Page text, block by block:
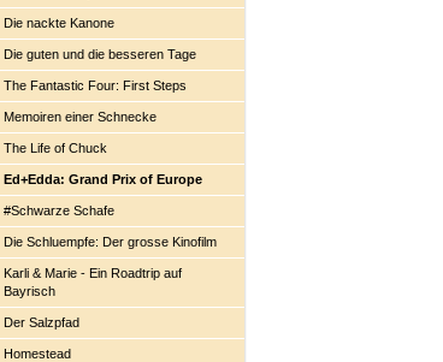
Die nackte Kanone
Die guten und die besseren Tage
The Fantastic Four: First Steps
Memoiren einer Schnecke
The Life of Chuck
Ed+Edda: Grand Prix of Europe
#Schwarze Schafe
Die Schluempfe: Der grosse Kinofilm
Karli & Marie - Ein Roadtrip auf
Bayrisch
Der Salzpfad
Homestead